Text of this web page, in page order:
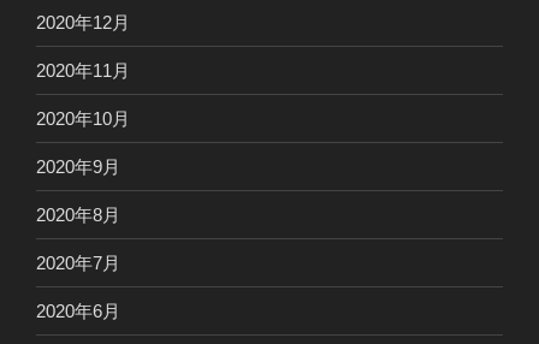
2020年12月
2020年11月
2020年10月
2020年9月
2020年8月
2020年7月
2020年6月